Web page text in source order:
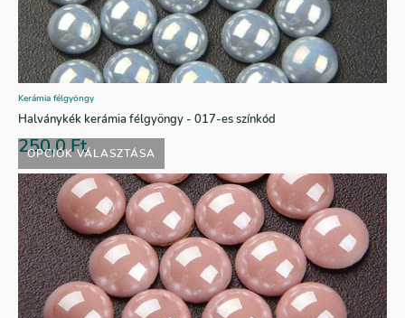
OPCIÓK VÁLASZTÁSA
Kerámia félgyöngy
Halványkék kerámia félgyöngy - 017-es színkód
250,0Ft